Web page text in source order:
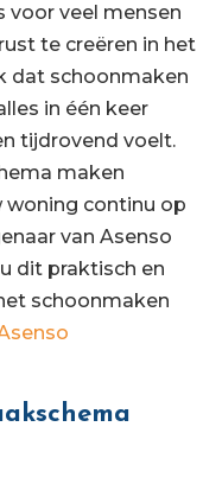
voor veel mensen
te creëren in het
dat schoonmaken
in één keer
tijdrovend voelt.
maken
woning continu op
van Asenso
dit praktisch en
schoonmaken